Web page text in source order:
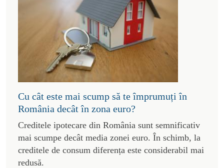
Cu cât este mai scump să te împrumuți în
România decât în zona euro?
Creditele ipotecare din România sunt semnificativ
mai scumpe decât media zonei euro. În schimb, la
creditele de consum diferența este considerabil mai
redusă.